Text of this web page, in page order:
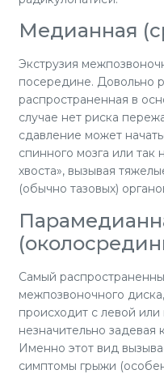
Медианная
Экструзия
посередине. Довольно
распространенная в
случае нет риска
сдавление может
спинного мозга или так
хвоста», вызывая
(обычно тазовых)
Самый
межпозвоночного
происходит с левой
незначительно задевая
Именно этот вид
симптомы грыжи